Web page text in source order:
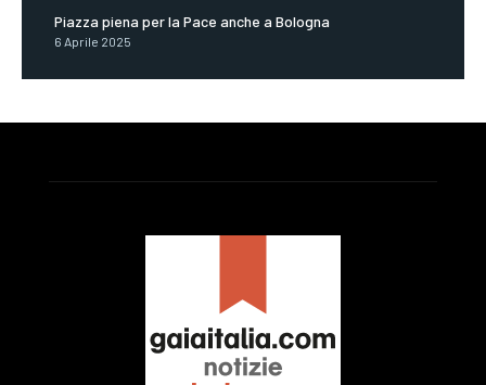
Piazza piena per la Pace anche a Bologna
6 Aprile 2025